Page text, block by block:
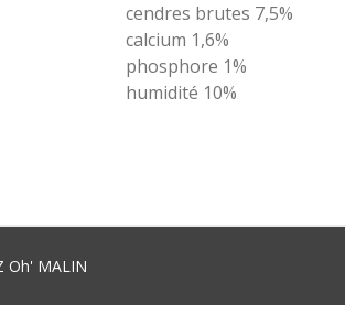
cendres brutes 7,5%
calcium 1,6%
phosphore 1%
humidité 10%
Oh' MALIN